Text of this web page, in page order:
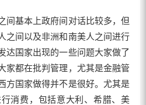
基本上政府间对话比较多，但
之间以及非洲和南美人之间进行
达国家出现的一些问题大家做了
家都在批判管理，尤其是金融管
方国家做得并不是很好。尤其是
消费，包括意大利、希腊、美